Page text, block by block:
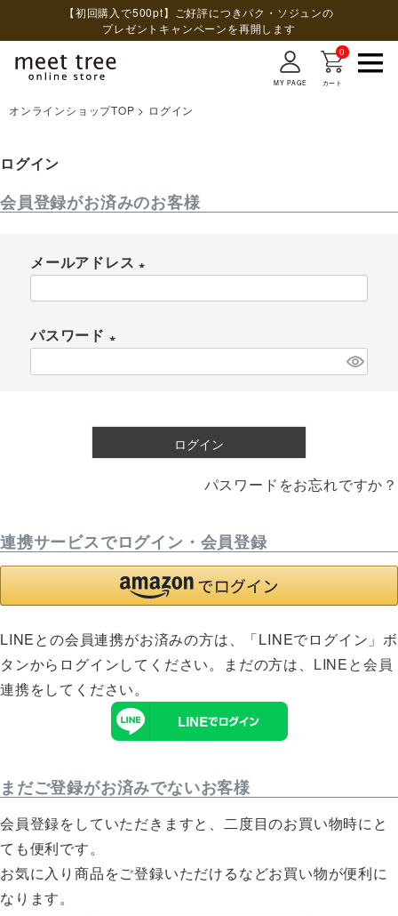
【初回購入で500pt】ご好評につきパク・ソジュンの
プレゼントキャンペーンを再開します
MY PAGE
0
カート
オンラインショップTOP ログイン
ログイン
会員登録がお済みのお客様
メールアドレス
(
須
)
パスワード
ログイン
パスワードをお忘れですか？
連携サービスでログイン・会員登録
LINEとの会員連携がお済みの方は、「LINEでログイン」ボ
タンからログインしてください。まだの方は、 LINEと会員
連携をしてください。
まだご登録がお済みでないお客様
会員登録をしていただきますと、二度目のお買い物時にと
ても便利です。
お気に入り商品をご登録いただけるなどお買い物が便利に
なります。